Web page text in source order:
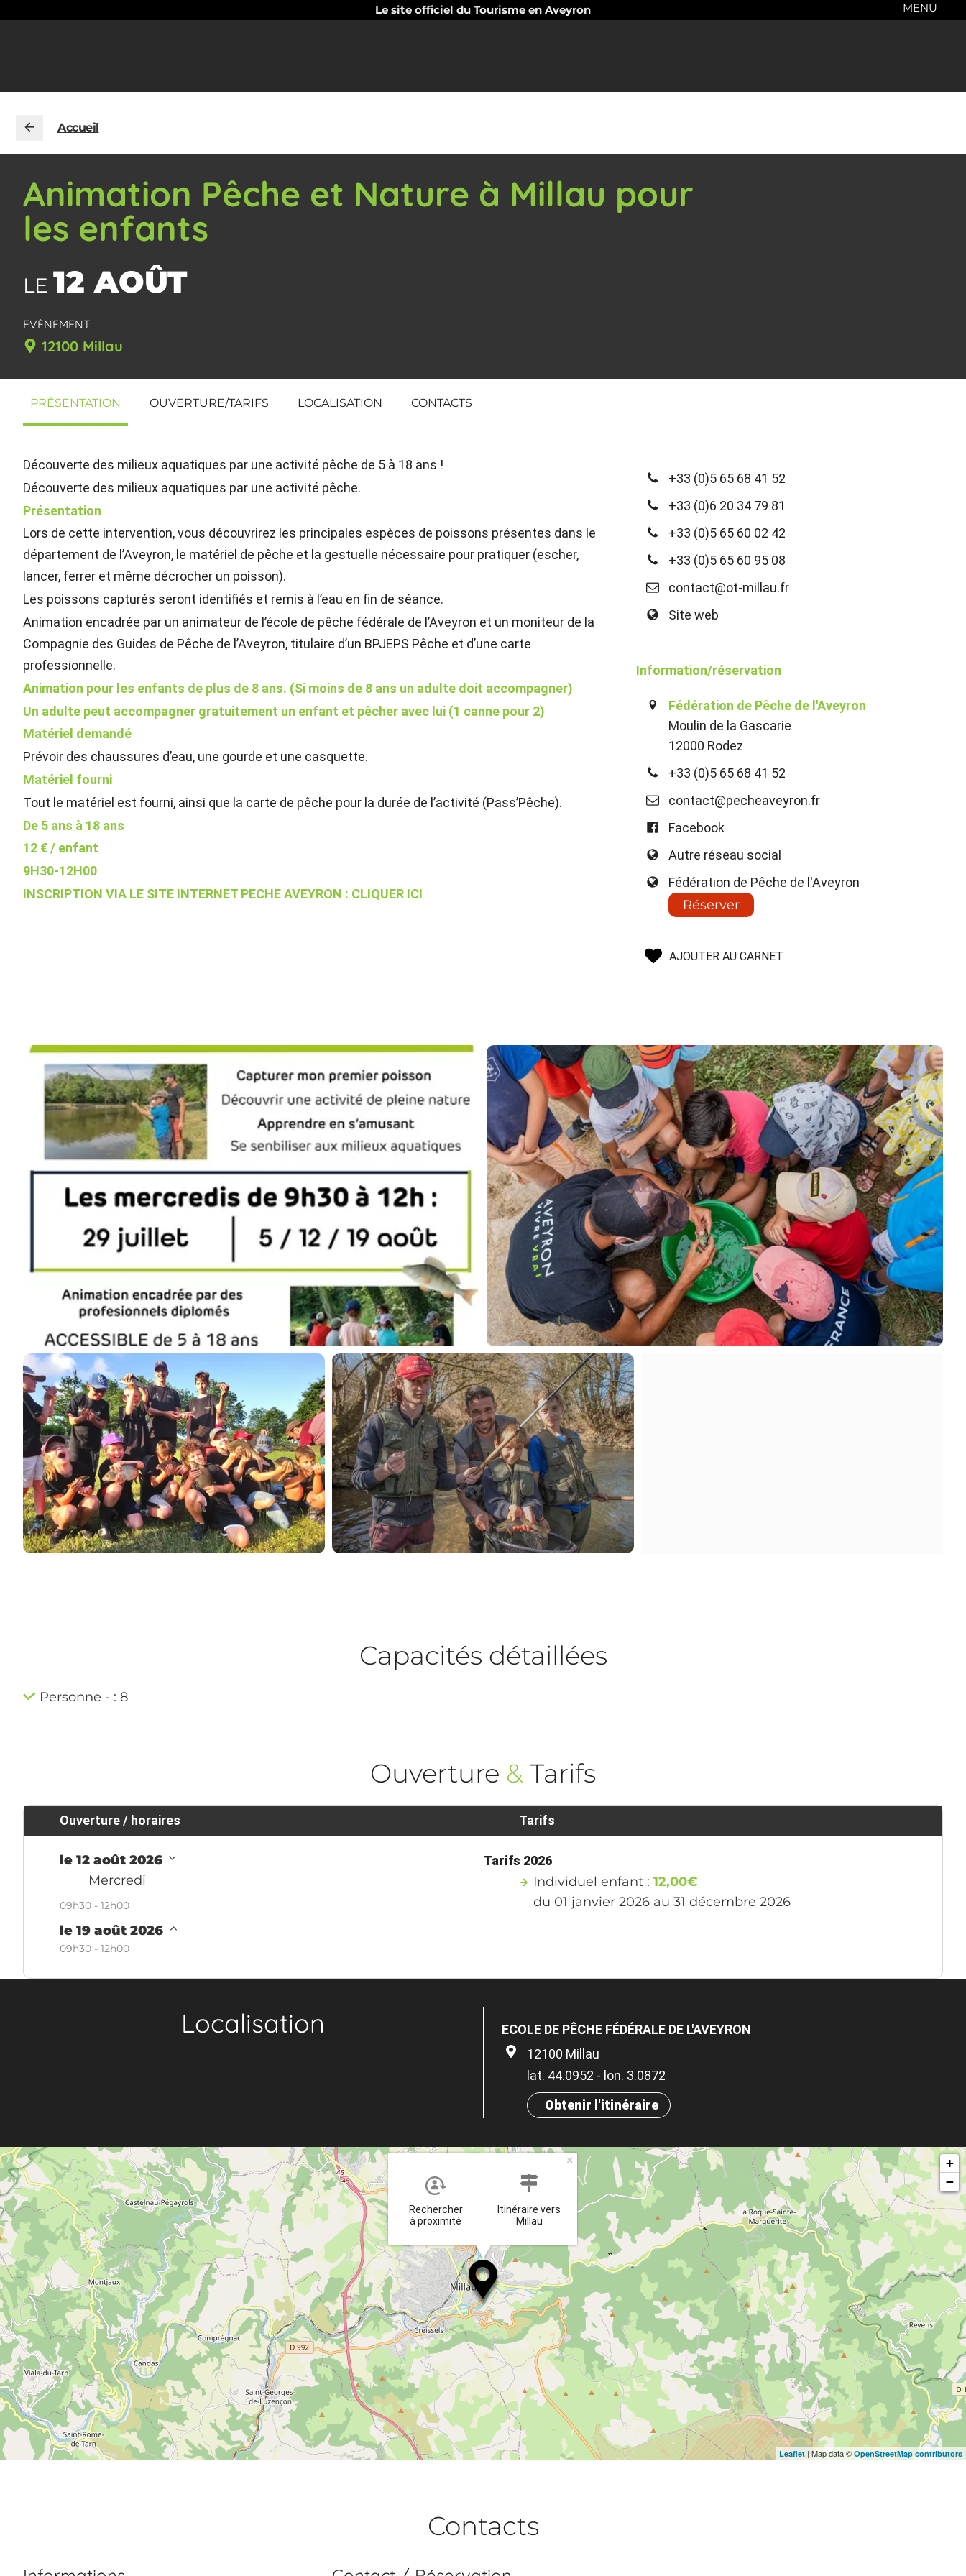
Le site officiel du Tourisme en Aveyron MENU
Accueil
Animation Pêche et Nature à Millau pour
les enfants
LE 12 AOÛT
EVÈNEMENT
12100 Millau
PRÉSENTATION OUVERTURE/TARIFS LOCALISATION CONTACTS
Découverte des milieux aquatiques par une activité pêche de 5 à 18 ans !
Découverte des milieux aquatiques par une activité pêche.
Présentation
Lors de cette intervention, vous découvrirez les principales espèces de poissons présentes dans le
département de l’Aveyron, le matériel de pêche et la gestuelle nécessaire pour pratiquer (escher,
lancer, ferrer et même décrocher un poisson).
Les poissons capturés seront identifiés et remis à l’eau en fin de séance.
Animation encadrée par un animateur de l’école de pêche fédérale de l’Aveyron et un moniteur de la
Compagnie des Guides de Pêche de l’Aveyron, titulaire d’un BPJEPS Pêche et d’une carte
professionnelle.
Animation pour les enfants de plus de 8 ans. (Si moins de 8 ans un adulte doit accompagner)
Un adulte peut accompagner gratuitement un enfant et pêcher avec lui (1 canne pour 2)
Matériel demandé
Prévoir des chaussures d’eau, une gourde et une casquette.
Matériel fourni
Tout le matériel est fourni, ainsi que la carte de pêche pour la durée de l’activité (Pass’Pêche).
De 5 ans à 18 ans
12 € / enfant
9H30-12H00
INSCRIPTION VIA LE SITE INTERNET PECHE AVEYRON : CLIQUER ICI
+33 (0)5 65 68 41 52
+33 (0)6 20 34 79 81
+33 (0)5 65 60 02 42
+33 (0)5 65 60 95 08
contact@ot-millau.fr
Site web
Information/réservation
Fédération de Pêche de l'Aveyron
Moulin de la Gascarie
12000 Rodez
+33 (0)5 65 68 41 52
contact@pecheaveyron.fr
Facebook
Autre réseau social
Fédération de Pêche de l'Aveyron
Réserver
AJOUTER AU CARNET
Capacités détaillées
Personne - : 8
Ouverture & Tarifs
Ouverture / horaires
le 12 août 2026
Mercredi
09h30 - 12h00
le 19 août 2026
09h30 - 12h00
Tarifs
Tarifs 2026
Individuel enfant : 12,00€
du 01 janvier 2026 au 31 décembre 2026
Localisation
ECOLE DE PÊCHE FÉDÉRALE DE L'AVEYRON
12100 Millau
lat. 44.0952 - lon. 3.0872
Obtenir l'itinéraire
Rechercher
à proximité
Itinéraire vers
Millau
×
+
−
Leaflet | Map data © OpenStreetMap contributors
Contacts